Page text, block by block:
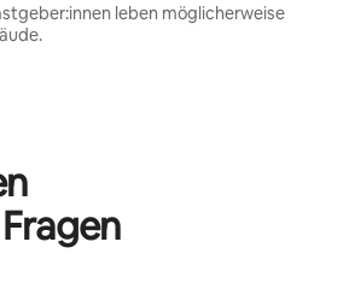
leben möglicherweise